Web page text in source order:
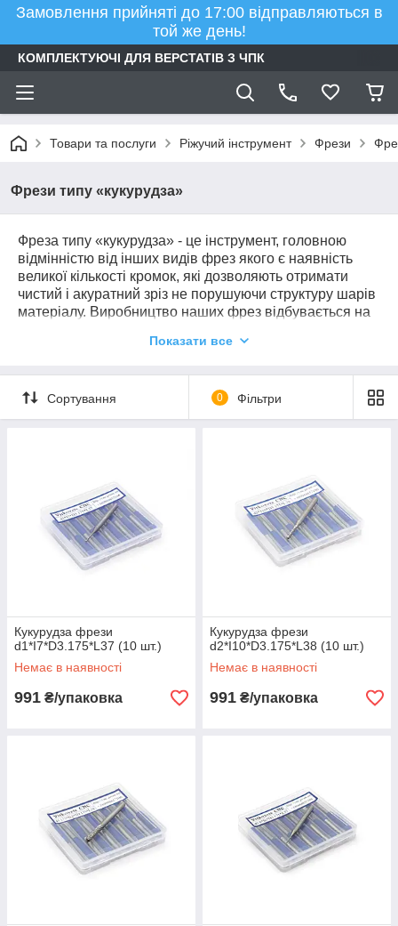
Замовлення прийняті до 17:00 відправляються в
той же день!
КОМПЛЕКТУЮЧІ ДЛЯ ВЕРСТАТІВ З ЧПК
Товари та послуги Ріжучий інструмент Фрези
Фрези типу «кукурудза»
Фреза типу «кукурудза» - це інструмент, головною
відмінністю від інших видів фрез якого є наявність
великої кількості кромок, які дозволяють отримати
чистий і акуратний зріз не порушуючи структуру шарів
матеріалу. Виробництво наших фрез відбувається на
розмірами та характеристиками. В якості матеріалу
різальних елементів.
Оброблюваний матеріал: дерево, МДФ, ДСП, ЛДСП,
Якщо у Вас виникають труднощі при виборі, то наші
менеджери допоможуть вам підібрати потрібну фрезу.
Показати все
Сортування 0 Фільтри
Кукурудза фрези
d1*I7*D3.175*L37 (10 шт.)
Немає в наявності
991 ₴/упаковка
Кукурудза фрези
d2*I10*D3.175*L38 (10 шт.)
Немає в наявності
991 ₴/упаковка